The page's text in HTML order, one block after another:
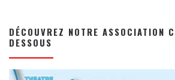
DÉCOUVREZ NOTRE ASSOCIATION
DESSOUS